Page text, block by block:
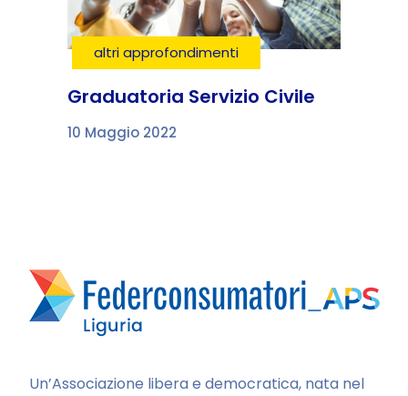
altri approfondimenti
Graduatoria Servizio Civile
10 Maggio 2022
Un’Associazione libera e democratica, nata nel